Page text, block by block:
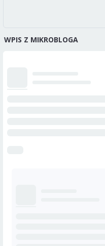
WPIS Z MIKROBLOGA